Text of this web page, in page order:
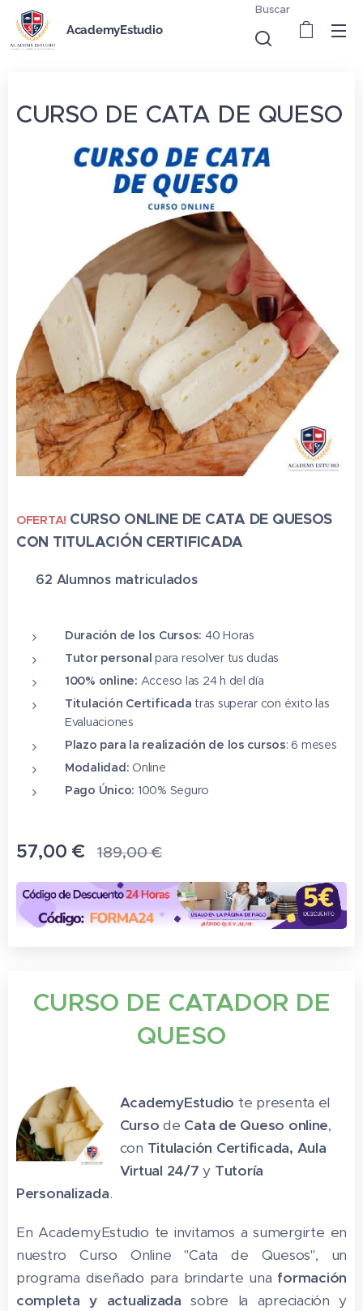
AcademyEstudio
Buscar
CURSO DE CATA DE QUESO
OFERTA! CURSO ONLINE DE CATA DE QUESOS
CON TITULACIÓN CERTIFICADA
✔ 62 Alumnos matriculados
Duración de los Cursos: 40 Horas
Tutor personalpara resolver tus dudas
100% online: Acceso las 24 h del día
Titulación Certificada tras superar con éxito las
Evaluaciones
Plazo para la realización de los cursos: 6 meses
Modalidad: Online
Pago Único: 100% Seguro
57,00 € 189,00€
CURSO DE CATADOR DE
QUESO
AcademyEstudio te presenta el
Cursode Cata de Queso online,
con Titulación Certificada, Aula
Virtual 24/7y Tutoría
Personalizada.
En AcademyEstudio te invitamos a sumergirte en
nuestro Curso Online "Cata de Quesos", un
programa diseñado para brindarte una formación
completa y actualizada sobre la apreciación y